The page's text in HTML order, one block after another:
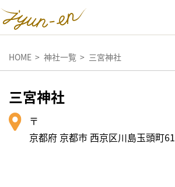
HOME 神社一覧 三宮神社
三宮神社
〒
京都府 京都市 西京区川島玉頭町61